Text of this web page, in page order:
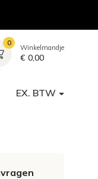
0
Winkelmandje
€ 0,00
EX. BTW